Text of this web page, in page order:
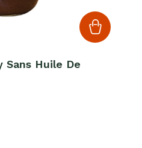
Sans Huile De